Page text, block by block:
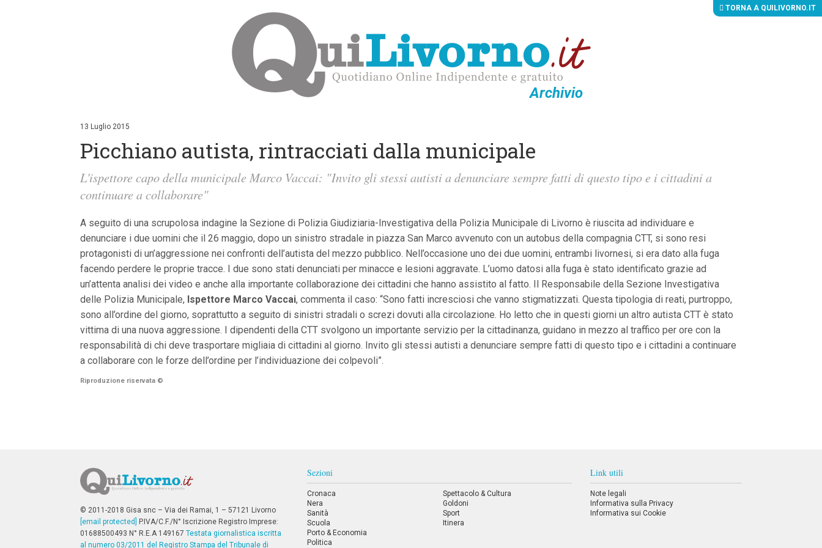
Archivio
i
i
c
n
e
t
i
r
i
c
i
a
l
i
a
a
n
c
p
a
l
TORNA A QUILIVORNO.IT
13 Luglio 2015
Picchiano autista, rintracciati dalla municipale
L'ispettore capo della municipale Marco Vaccai: "Invito gli stessi autisti a denunciare sempre fatti di questo tipo e i cittadini a
continuare a collaborare"
A seguito di una scrupolosa indagine la Sezione di Polizia Giudiziaria-Investigativa della Polizia Municipale di Livorno è riuscita ad individuare e
denunciare i due uomini che il 26 maggio, dopo un sinistro stradale in piazza San Marco avvenuto con un autobus della compagnia CTT, si sono resi
protagonisti di un’aggressione nei confronti dell’autista del mezzo pubblico. Nell’occasione uno dei due uomini, entrambi livornesi, si era dato alla fuga
facendo perdere le proprie tracce. I due sono stati denunciati per minacce e lesioni aggravate. L’uomo datosi alla fuga è stato identificato grazie ad
un’attenta analisi dei video e anche alla importante collaborazione dei cittadini che hanno assistito al fatto. Il Responsabile della Sezione Investigativa
delle Polizia Municipale, Ispettore Marco Vaccai, commenta il caso: “Sono fatti incresciosi che vanno stigmatizzati. Questa tipologia di reati, purtroppo,
sono all’ordine del giorno, soprattutto a seguito di sinistri stradali o screzi dovuti alla circolazione. Ho letto che in questi giorni un altro autista CTT è stato
vittima di una nuova aggressione. I dipendenti della CTT svolgono un importante servizio per la cittadinanza, guidano in mezzo al traffico per ore con la
responsabilità di chi deve trasportare migliaia di cittadini al giorno. Invito gli stessi autisti a denunciare sempre fatti di questo tipo e i cittadini a continuare
a collaborare con le forze dell’ordine per l’individuazione dei colpevoli”.
Riproduzione riservata ©
© 2011-2018 Gisa snc – Via dei Ramai, 1 – 57121 Livorno
[email protected]
P.IVA/C.F./N° Iscrizione Registro Imprese:
01688500493 N° R.E.A 149167Testata giornalistica iscritta
al numero 03/2011 del Registro Stampa del Tribunale di
Sezioni
Cronaca
Nera
Sanità
Scuola
Porto & Economia
Politica
Spettacolo & Cultura
Goldoni
Sport
Itinera
Link utili
Note legali
Informativa sulla Privacy
Informativa sui Cookie